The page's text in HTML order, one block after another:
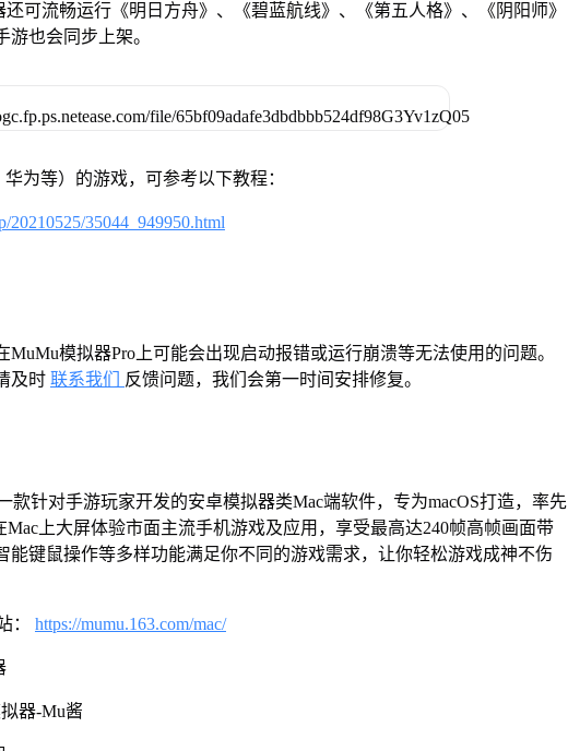
可流畅运行《明日方舟》、《碧蓝航线》、《第五人格》、《阴阳师》
也会同步上架。
为等）的游戏，可参考以下教程：
20210525/35044_949950.html
MuMu模拟器Pro上可能会出现启动报错或运行崩溃等无法使用的问题。
及时 联系我们 反馈问题，我们会第一时间安排修复。
款针对手游玩家开发的安卓模拟器类Mac端软件，专为macOS打造，率先
上大屏体验市面主流手机游戏及应用，享受最高达240帧高帧画面带
能键鼠操作等多样功能满足你不同的游戏需求，让你轻松游戏成神不伤
： https://mumu.163.com/mac/
器-Mu酱